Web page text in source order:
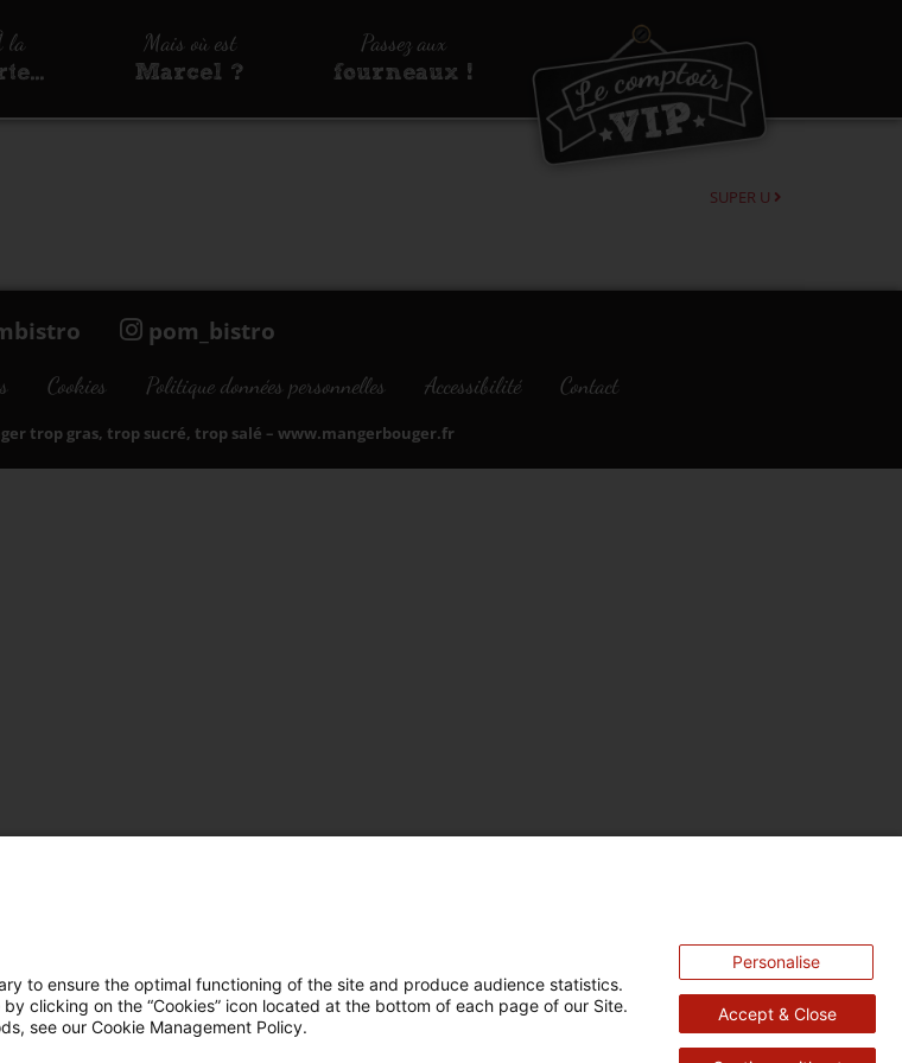
la Mais où est
Marcel ?
Passez aux
fourneaux !
SUPER U
pom_bistro
Cookies Politique données personnelles Accessibilité Contact
trop gras, trop sucré, trop salé – www.mangerbouger.fr
to ensure the optimal functioning of the site and produce audience statistics.
clicking on the “Cookies” icon located at the bottom of each page of our Site.
see our Cookie Management Policy.
Personalise
Accept & Close